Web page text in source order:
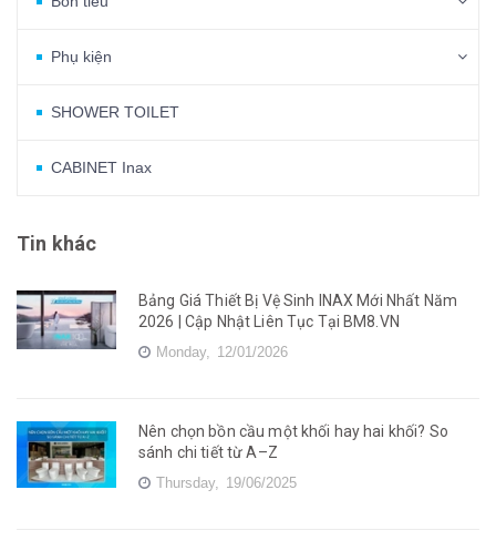
Phụ kiện
SHOWER TOILET
CABINET Inax
Tin khác
Bảng Giá Thiết Bị Vệ Sinh INAX Mới Nhất Năm
2026 | Cập Nhật Liên Tục Tại BM8.VN
Monday, 12/01/2026
Nên chọn bồn cầu một khối hay hai khối? So
sánh chi tiết từ A–Z
Thursday, 19/06/2025